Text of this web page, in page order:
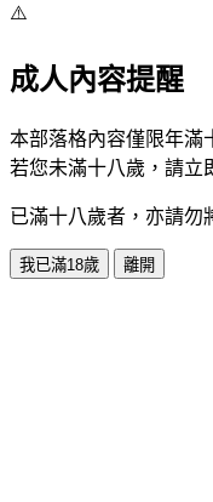
⚠️
成人內容提醒
本部落格內容僅限年滿
若您未滿十八歲，請立
已滿十八歲者，亦請勿
我已滿18歲 離開